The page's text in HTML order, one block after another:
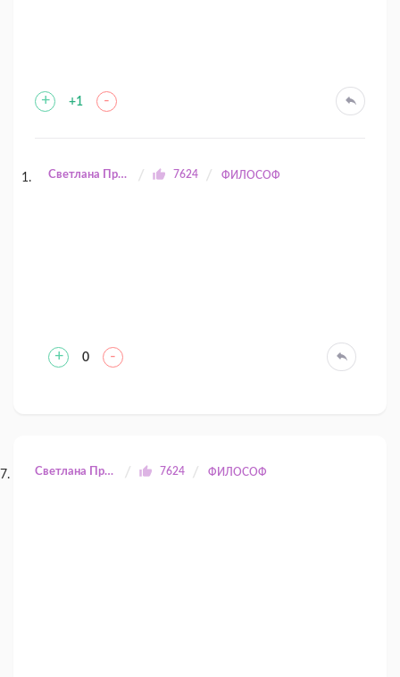
+ +1 -
Светлана Прилуцкая 7624 ФИЛОСОФ
+ 0 -
Светлана Прилуцкая 7624 ФИЛОСОФ